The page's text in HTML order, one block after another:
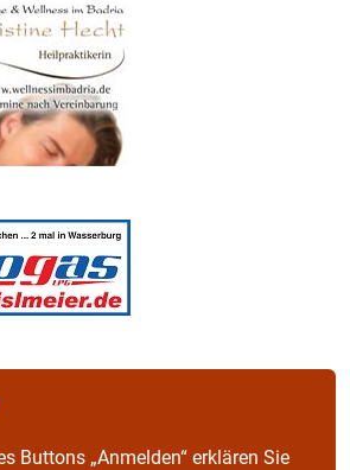
Buttons „Anmelden“ erklären Sie